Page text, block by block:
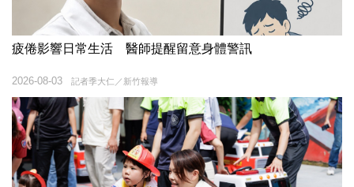
疲倦影響日常生活 醫師提醒留意身體警訊
記者季大仁／新竹報導
2026-08-03